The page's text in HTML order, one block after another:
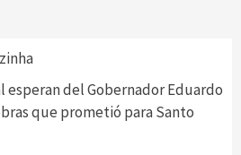
esperan del Gobernador Eduardo
que prometió para Santo